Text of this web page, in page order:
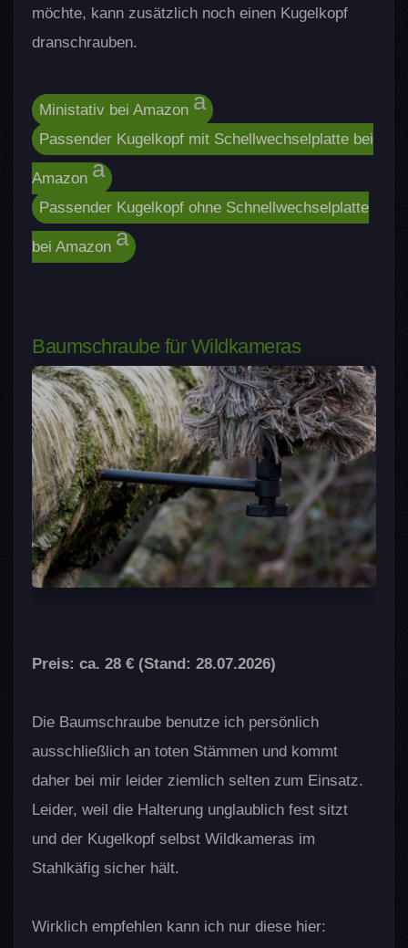
möchte, kann zusätzlich noch einen Kugelkopf
dranschrauben.
Ministativ bei Amazon
Passender Kugelkopf mit Schellwechselplatte bei
Amazon
Passender Kugelkopf ohne Schnellwechselplatte
bei Amazon
Baumschraube für Wildkameras
Preis: ca. 28 € (Stand: 28.07.2026)
Die Baumschraube benutze ich persönlich
ausschließlich an toten Stämmen und kommt
daher bei mir leider ziemlich selten zum Einsatz.
Leider, weil die Halterung unglaublich fest sitzt
und der Kugelkopf selbst Wildkameras im
Stahlkäfig sicher hält.
Wirklich empfehlen kann ich nur diese hier: